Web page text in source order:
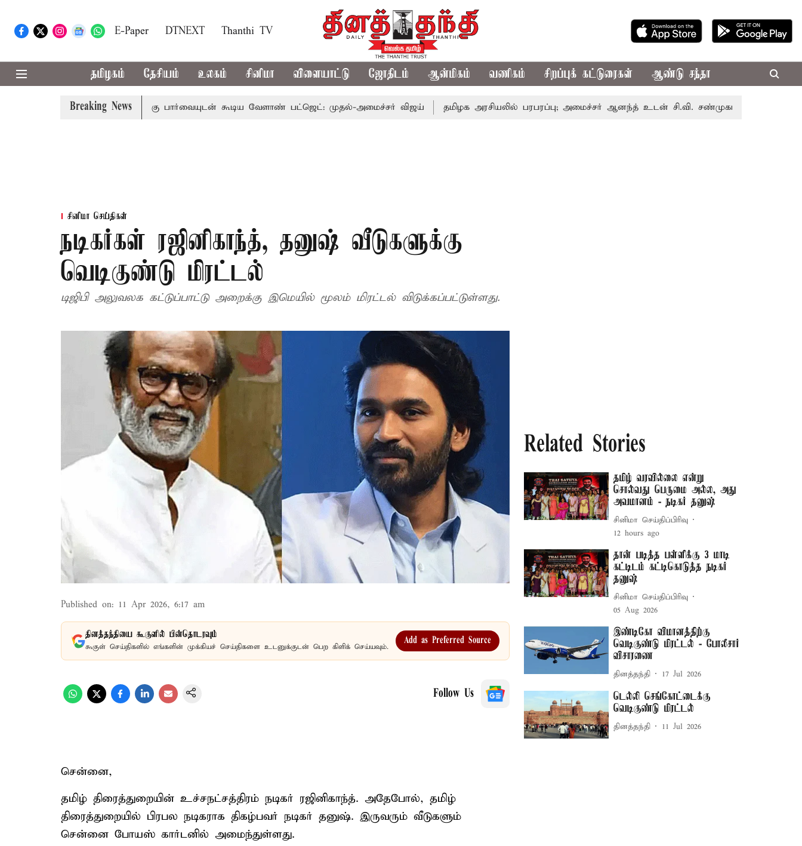
E-Paper DTNEXT Thanthi TV
தமிழகம் தேசியம் உலகம் சினிமா விளையாட்டு ஜோதிடம் ஆன்மிகம் வணிகம் சிறப்புக் கட்டுரைகள் ஆண்டு சந்தா
Breaking News
தொலைநோக்கு பார்வையுடன் கூடிய வேளாண் பட்ஜெட்: முதல்-அமைச்சர் விஜய் தமிழக அரசியலில் பரபரப்பு; அமைச்சர் ஆனந்த் உடன் சி.வி. சண்முகம், வேலுமணி சந்திப்பு
சினிமா செய்திகள்
நடிகர்கள் ரஜினிகாந்த், தனுஷ் வீடுகளுக்கு
வெடிகுண்டு மிரட்டல்
டிஜிபி அலுவலக கட்டுப்பாட்டு அறைக்கு இமெயில் மூலம் மிரட்டல் விடுக்கப்பட்டுள்ளது.
Published on: 11 Apr 2026, 6:17 am
தினத்தந்தியை கூகுளில் பின்தொடரவும்
கூகுள் செய்திகளில் எங்களின் முக்கியச் செய்திகளை உடனுக்குடன் பெற கிளிக் செய்யவும்.
Add as Preferred Source
Follow Us
சென்னை,
தமிழ் திரைத்துறையின் உச்சநட்சத்திரம் நடிகர் ரஜினிகாந்த். அதேபோல், தமிழ்
திரைத்துறையில் பிரபல நடிகராக திகழ்பவர் நடிகர் தனுஷ். இருவரும் வீடுகளும்
சென்னை போயஸ் கார்டனில் அமைந்துள்ளது.
Related Stories
தமிழ் வரவில்லை என்று
சொல்வது பெருமை அல்ல, அது
அவமானம் - நடிகர் தனுஷ்
சினிமா செய்திப்பிரிவு
12 hours ago
தான் படித்த பள்ளிக்கு 3 மாடி
கட்டிடம் கட்டிகொடுத்த நடிகர்
தனுஷ்
சினிமா செய்திப்பிரிவு
05 Aug 2026
இண்டிகோ விமானத்திற்கு
வெடிகுண்டு மிரட்டல் - போலீசார்
விசாரணை
தினத்தந்தி 17 Jul 2026
டெல்லி செங்கோட்டைக்கு
வெடிகுண்டு மிரட்டல்
தினத்தந்தி 11 Jul 2026